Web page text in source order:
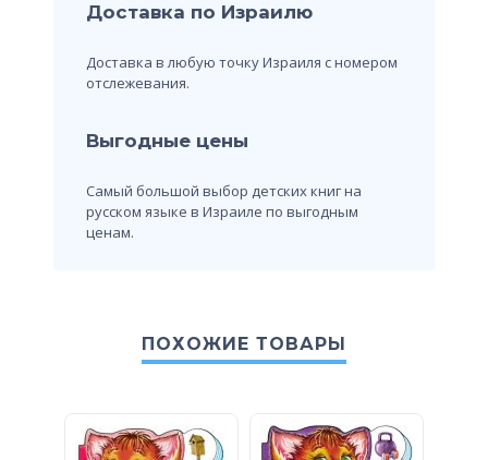
Доставка по Израилю
Доставка в любую точку Израиля с номером
отслежевания.
Выгодные цены
Самый большой выбор детских книг на
русском языке в Израиле по выгодным
ценам.
ПОХОЖИЕ ТОВАРЫ